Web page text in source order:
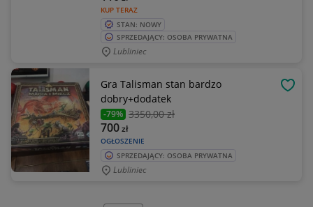
KUP TERAZ
STAN: NOWY
SPRZEDAJĄCY: OSOBA PRYWATNA
Lubliniec
Gra Talisman stan bardzo
dobry+dodatek
-79% 3350,00 zł
OGŁOSZENIE
700zł
SPRZEDAJĄCY: OSOBA PRYWATNA
Lubliniec